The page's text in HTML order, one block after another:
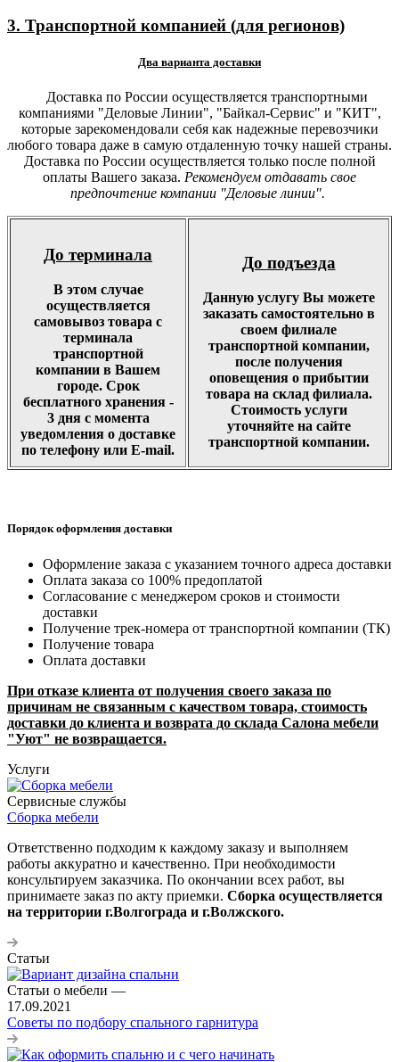
3. Транспортной компанией (для регионов)
Два варианта доставки
Доставка по России осуществляется транспортными
компаниями "Деловые Линии", "Байкал-Сервис" и "КИТ",
которые зарекомендовали себя как надежные перевозчики
любого товара даже в самую отдаленную точку нашей страны.
Доставка по России осуществляется только после полной
оплаты Вашего заказа. Рекомендуем отдавать свое
предпочтение компании "Деловые линии".
До терминала
В этом случае
осуществляется
самовывоз товара с
терминала
транспортной
компании в Вашем
городе. Срок
бесплатного хранения -
3 дня с момента
уведомления о доставке
по телефону или E-mail.
До подъезда
Данную услугу Вы можете
заказать самостоятельно в
своем филиале
транспортной компании,
после получения
оповещения о прибытии
товара на склад филиала.
Стоимость услуги
уточняйте на сайте
транспортной компании.
Порядок оформления доставки
Оформление заказа с указанием точного адреса доставки
Оплата заказа со 100% предоплатой
Согласование с менеджером сроков и стоимости
доставки
Получение трек-номера от транспортной компании (ТК)
Получение товара
Оплата доставки
При отказе клиента от получения своего заказа по
причинам не связанным с качеством товара, стоимость
доставки до клиента и возврата до склада Салона мебели
"Уют" не возвращается.
Услуги
Сервисные службы
Сборка мебели
Ответственно подходим к каждому заказу и выполняем
работы аккуратно и качественно. При необходимости
консультируем заказчика. По окончании всех работ, вы
принимаете заказ по акту приемки. Сборка осуществляется
на территории г.Волгограда и г.Волжского.
Статьи
Статьи о мебели —
17.09.2021
Cоветы по подбору спального гарнитура